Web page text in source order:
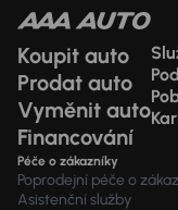
Koupit auto
Prodat auto
Vyměnit auto
Financování
Péče o zákazníky
Poprodejní péče o
Asistenční služby